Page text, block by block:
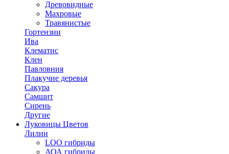
Древовидные
Махровые
Травянистые
Гортензии
Ива
Клематис
Клен
Павловния
Плакучие деревья
Сакура
Самшит
Сирень
Другие
Луковицы Цветов
Лилии
LOO гибриды
АОА гибриды